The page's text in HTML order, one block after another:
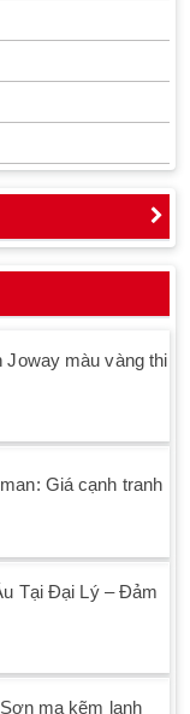
màu vàng thi
Giá cạnh tranh
Tại Đại Lý – Đảm
mạ kẽm lạnh